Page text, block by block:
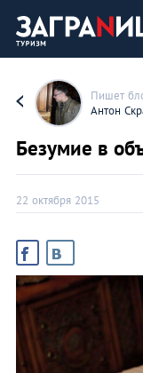
Пишет
Антон
Безумие в
22 октября 2015